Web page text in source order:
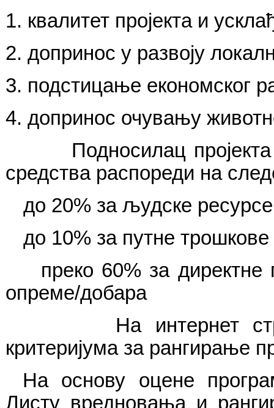
1. квалитет пројекта и
2. допринос у развоју
3. подстицање економског
4. допринос очувању
Подносилац пројекта се
средства распореди на
до 20% за људске
до 10% за путне
преко 60% за директне
опреме/добара
На интернет
критеријума за рангирање
На основу оцене
Листу вредновања и